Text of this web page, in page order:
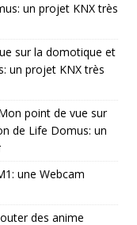
un projet KNX très
sur la domotique et
un projet KNX très
point de vue sur
de Life Domus: un
une Webcam
des anime